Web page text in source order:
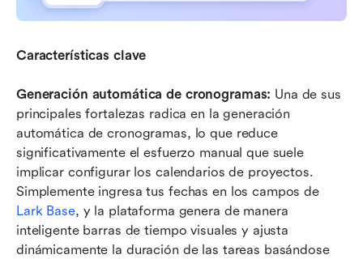
Características clave
Generación automática de cronogramas: Una de sus
principales fortalezas radica en la generación
automática de cronogramas, lo que reduce
significativamente el esfuerzo manual que suele
implicar configurar los calendarios de proyectos.
Simplemente ingresa tus fechas en los campos de
Lark Base, y la plataforma genera de manera
inteligente barras de tiempo visuales y ajusta
dinámicamente la duración de las tareas basándose